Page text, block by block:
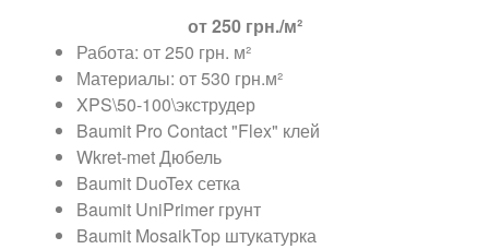
от 250 грн./м²
Работа: от 250 грн. м²
Материалы: от 530 грн.м²
XPS\50-100\экструдер
Baumit Pro Contact "Flex" клей
Wkret-met Дюбель
Baumit DuoTex сетка
Baumit UniPrimer грунт
Baumit MosaikTop штукатурка